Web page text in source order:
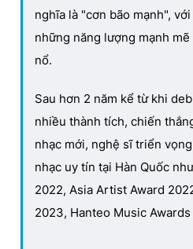
nghĩa là "cơn bão mạnh",
những năng lượng mạnh
nổ.
Sau hơn 2 năm kể từ khi
nhiều thành tích, chiến
nhạc mới, nghệ sĩ triển
nhạc uy tín tại Hàn Quốc
2022, Asia Artist Award
2023, Hanteo Music